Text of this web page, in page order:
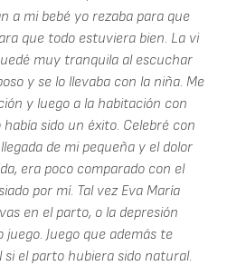
a mi bebé yo rezaba para que
que todo estuviera bien. La vi
muy tranquila al escuchar
y se lo llevaba con la niña. Me
y luego a la habitación con
sido un éxito. Celebré con
de mi pequeña y el dolor
era poco comparado con el
por mí. Tal vez Eva María
en el parto, o la depresión
Juego que además te
el parto hubiera sido natural.